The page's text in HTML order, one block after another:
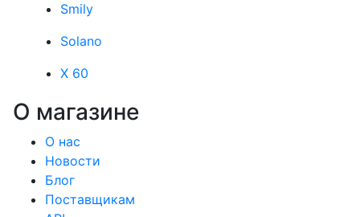
Smily
Solano
X 60
О магазине
О нас
Новости
Блог
Поставщикам